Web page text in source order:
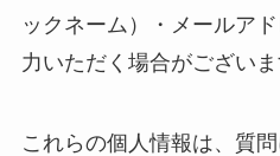
ックネーム）・メールア
力いただく場合がございま
これらの個人情報は、質